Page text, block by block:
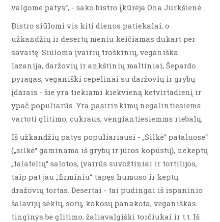
valgome patys“, - sako bistro įkūrėja Ona Jurkšienė.
Bistro siūlomi vis kiti dienos patiekalai, o
užkandžių ir desertų meniu keičiamas dukart per
savaitę. Siūloma įvairių troškinių, veganiška
lazanija, daržovių ir ankštinių maltiniai, Šepardo
pyragas, veganiški cepelinai su daržovių ir grybų
įdarais - šie yra tiekiami kiekvieną ketvirtadienį ir
ypač populiarūs. Yra pasirinkimų negalintiesiems
vartoti glitimo, cukraus, vengiantiesiemms riebalų.
Iš užkandžių patys populiariausi - „Silkė“ pataluose“
(„silkė“ gaminama iš grybų ir jūros kopūstų), nekeptų
„falafelių“ salotos, įvairūs suvožtiniai ir tortilijos,
taip pat jau „firminiu“ tapęs humuso ir keptų
dražovių tortas. Desertai - tai pudingai iš ispaninio
šalavijų sėklų, sorų, kokosų panakota, veganiškas
tinginys be glitimo, žaliavalgiški torčiukai ir t.t. Iš